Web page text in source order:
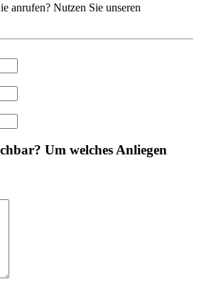
anrufen? Nutzen Sie unseren
Um welches Anliegen